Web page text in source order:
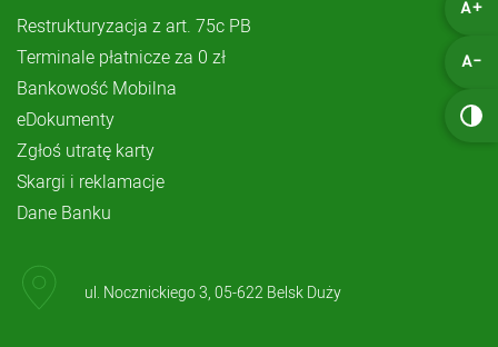
A+
A-
Restrukturyzacja z art. 75c PB
Terminale płatnicze za 0 zł
Bankowość Mobilna
eDokumenty
Zgłoś utratę karty
Skargi i reklamacje
Dane Banku
ul. Nocznickiego 3, 05-622 Belsk Duży